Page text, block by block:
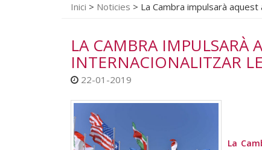
Inici > Noticies > La Cambra impulsarà
LA CAMBRA IMPULSARÀ
INTERNACIONALITZAR
22-01-2019
La